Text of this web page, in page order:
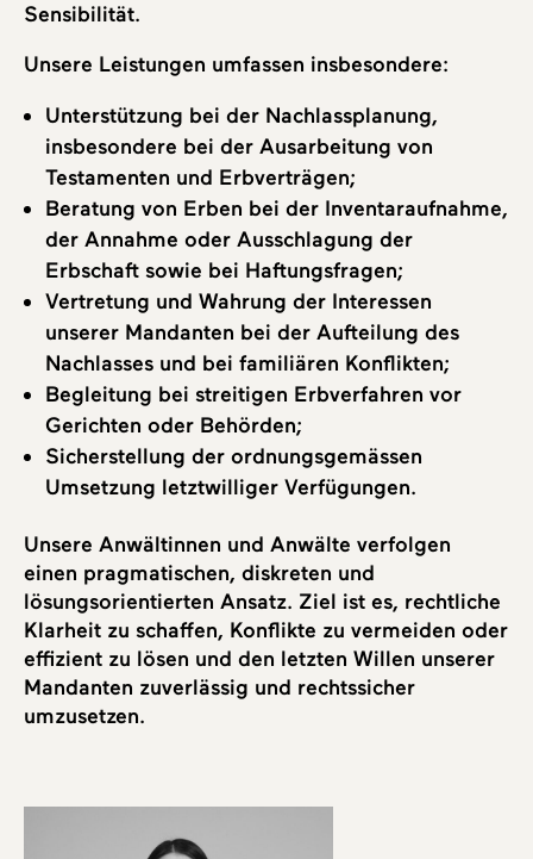
Sensibilität.
Unsere Leistungen umfassen insbesondere:
Unterstützung bei der Nachlassplanung,
insbesondere bei der Ausarbeitung von
Testamenten und Erbverträgen;
Beratung von Erben bei der Inventaraufnahme,
der Annahme oder Ausschlagung der
Erbschaft sowie bei Haftungsfragen;
Vertretung und Wahrung der Interessen
unserer Mandanten bei der Aufteilung des
Nachlasses und bei familiären Konflikten;
Begleitung bei streitigen Erbverfahren vor
Gerichten oder Behörden;
Sicherstellung der ordnungsgemässen
Umsetzung letztwilliger Verfügungen.
Unsere Anwältinnen und Anwälte verfolgen
einen pragmatischen, diskreten und
lösungsorientierten Ansatz. Ziel ist es, rechtliche
Klarheit zu schaffen, Konflikte zu vermeiden oder
effizient zu lösen und den letzten Willen unserer
Mandanten zuverlässig und rechtssicher
umzusetzen.